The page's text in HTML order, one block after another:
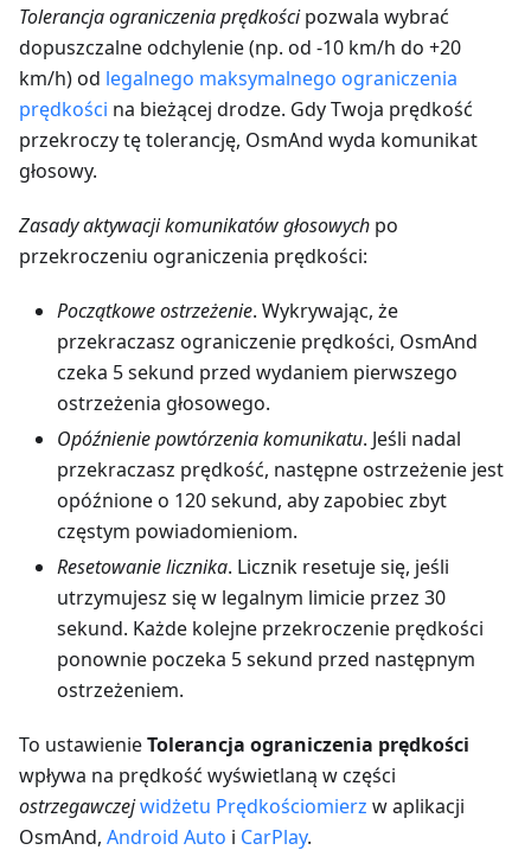
Tolerancja ograniczenia prędkościpozwala wybrać
dopuszczalne odchylenie (np. od -10 km/h do +20
km/h) od legalnego maksymalnego ograniczenia
prędkości na bieżącej drodze. Gdy Twoja prędkość
przekroczy tę tolerancję, OsmAnd wyda komunikat
głosowy.
Zasady aktywacji komunikatów głosowych po
przekroczeniu ograniczenia prędkości:
Początkowe ostrzeżenie. Wykrywając, że
przekraczasz ograniczenie prędkości, OsmAnd
czeka 5 sekund przed wydaniem pierwszego
ostrzeżenia głosowego.
Opóźnienie powtórzenia komunikatu. Jeśli nadal
przekraczasz prędkość, następne ostrzeżenie jest
opóźnione o 120 sekund, aby zapobiec zbyt
częstym powiadomieniom.
Resetowanie licznika. Licznik resetuje się, jeśli
utrzymujesz się w legalnym limicie przez 30
sekund. Każde kolejne przekroczenie prędkości
ponownie poczeka 5 sekund przed następnym
ostrzeżeniem.
To ustawienieTolerancja ograniczenia prędkości
wpływa na prędkość wyświetlaną w części
ostrzegawczejwidżetu Prędkościomierz w aplikacji
OsmAnd, Android Auto i CarPlay.